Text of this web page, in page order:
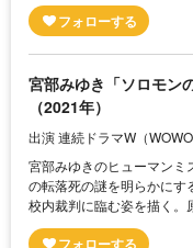
宮部みゆき「ソロモン
（2021年）
出演 連続ドラマW（
宮部みゆきのヒューマンミ
の転落死の謎を明らかに
校内裁判に臨む姿を描く。